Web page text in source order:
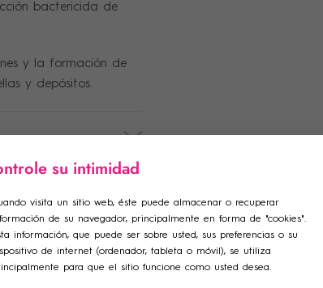
bactericida de
y la formación de
y depósitos.
a la lista de deseos
una nueva lista
lista de deseos
iniciar sesión para guardar productos en su lista de deseos.
su intimidad
visita un sitio web, éste puede almacenar o recuperar
de su navegador, principalmente en forma de "cookies".
información, que puede ser sobre usted, sus preferencias o su
de internet (ordenador, tableta o móvil), se utiliza
para que el sitio funcione como usted desea.